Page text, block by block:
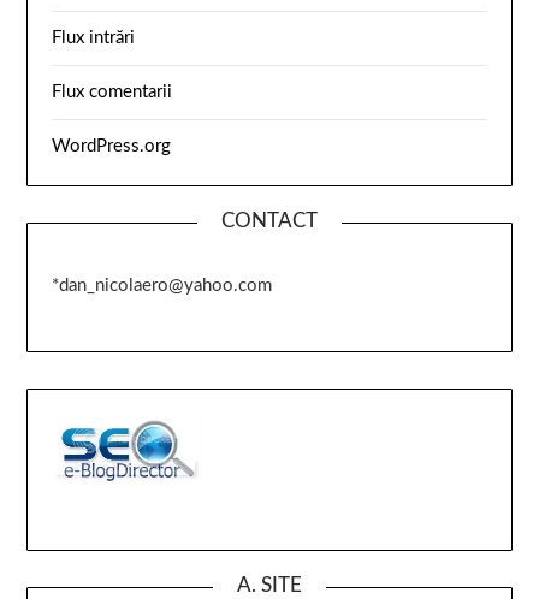
Flux intrări
Flux comentarii
WordPress.org
CONTACT
*dan_nicolaero@yahoo.com
A. SITE